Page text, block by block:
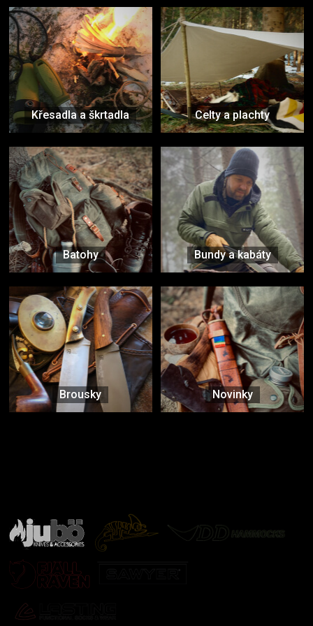
Křesadla a škrtadla Celty a plachty
Batohy Bundy a kabáty
Brousky Novinky